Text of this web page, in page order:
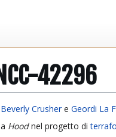
42296
Beverly Crushere Geordi La
Hoodnel progetto di